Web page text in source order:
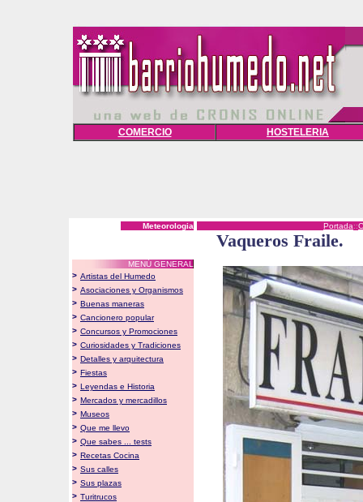
COMERCIO HOSTELERIA
Meteorologia
MENÚ GENERAL
> Artistas del Humedo
> Asociaciones y Organismos
> Buenas maneras
> Cancionero popular
> Concursos y Promociones
> Curiosidades y Tradiciones
> Detalles y arquitectura
> Fiestas
> Leyendas e Historia
> Mercados y mercadillos
> Museos
> Que me llevo
> Que sabes ... tests
> Recetas Cocina
> Sus calles
> Sus plazas
> Turitrucos
Portada::
Vaqueros Fraile.